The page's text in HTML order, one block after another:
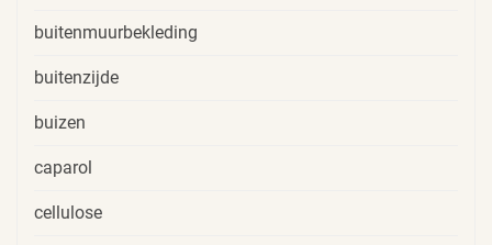
buitenmuurbekleding
buitenzijde
buizen
caparol
cellulose